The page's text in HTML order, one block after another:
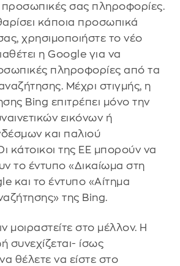
προσωπικές σας πληροφορίες.
κάποια προσωπικά
χρησιμοποιήστε το νέο
η Google για να
πληροφορίες από τα
Μέχρι στιγμής, η
Bing επιτρέπει μόνο την
εικόνων ή
και παλιού
κάτοικοι της ΕΕ μπορούν να
το έντυπο «Δικαίωμα στη
και το έντυπο «Αίτημα
της Bing.
μοιραστείτε στο μέλλον. Η
συνεχίζεται- ίσως
θέλετε να είστε στο